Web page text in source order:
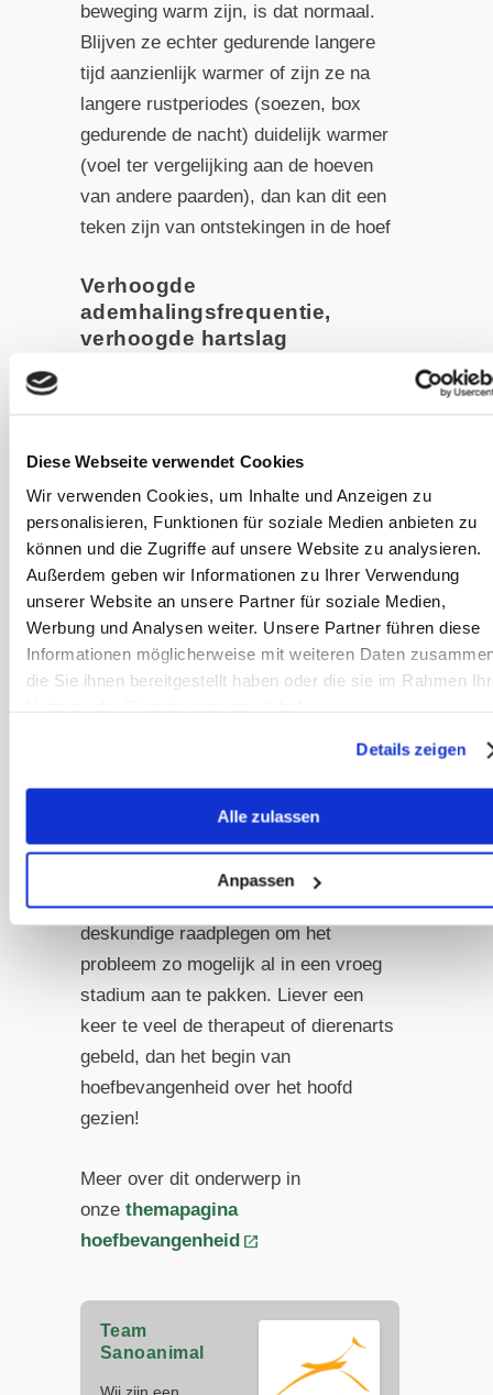
Diese Webseite verwendet Cookies
Wir verwenden Cookies, um Inhalte und Anzeigen zu
personalisieren, Funktionen für soziale Medien anbieten zu
können und die Zugriffe auf unsere Website zu analysieren.
Außerdem geben wir Informationen zu Ihrer Verwendung
unserer Website an unsere Partner für soziale Medien,
Werbung und Analysen weiter. Unsere Partner führen diese
Informationen möglicherweise mit weiteren Daten
die Sie ihnen bereitgestellt haben oder die sie im Rahmen
Details zeigen
Alle zulassen
Anpassen
beweging warm zijn, is dat normaal.
Blijven ze echter gedurende langere
tijd aanzienlijk warmer of zijn ze na
langere rustperiodes (soezen, box
gedurende de nacht) duidelijk warmer
(voel ter vergelijking aan de hoeven
van andere paarden), dan kan dit een
teken zijn van ontstekingen in de hoef
Verhoogde
ademhalingsfrequentie,
verhoogde hartslag
pijn zijn, vooral als ook de gang
verandert
Afwisselend ontlasten van de
hoeven
vooral wanneer de paarden aan de
voorkant voortdurend van been
wisselen of proberen om met de
staan of op zo'n manier op een rand te
Als je dergelijke vroege
waarschuwingssignalen bij je paard
opmerkt, moet je absoluut een
deskundige raadplegen om het
probleem zo mogelijk al in een vroeg
stadium aan te pakken. Liever een
keer te veel de therapeut of dierenarts
gebeld, dan het begin van
hoefbevangenheid over het hoofd
gezien!
Meer over dit onderwerp in
onze themapagina
hoefbevangenheid
Team
Sanoanimal